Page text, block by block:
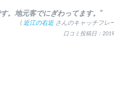
。地元客でにぎわってます。”
( 近江の右近 さんのキャッチフレ
口コミ投稿日：